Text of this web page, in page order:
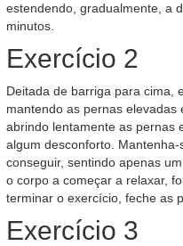
estendendo, gradualmente, a
minutos.
Exercício 2
Deitada de barriga para cima,
mantendo as pernas elevadas
abrindo lentamente as pernas
algum desconforto.
conseguir, sentindo apenas
o corpo a começar a relaxar,
terminar o exercício, feche as
Exercício 3